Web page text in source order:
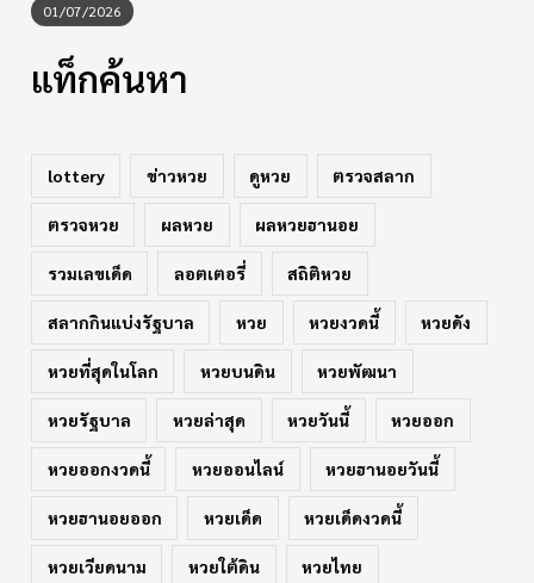
01/07/2026
แท็กค้นหา
lottery ข่าวหวย ดูหวย ตรวจสลาก
ตรวจหวย ผลหวย ผลหวยฮานอย
รวมเลขเด็ด ลอตเตอรี่ สถิติหวย
สลากกินแบ่งรัฐบาล หวย หวยงวดนี้ หวยดัง
หวยที่สุดในโลก หวยบนดิน หวยพัฒนา
หวยรัฐบาล หวยล่าสุด หวยวันนี้ หวยออก
หวยออกงวดนี้ หวยออนไลน์ หวยฮานอยวันนี้
หวยฮานอยออก หวยเด็ด หวยเด็ดงวดนี้
หวยเวียดนาม หวยใต้ดิน หวยไทย